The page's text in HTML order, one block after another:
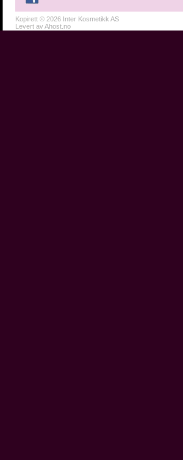
Kopirett © 2026 Inter Kosmetikk AS
Levert avAhost.no